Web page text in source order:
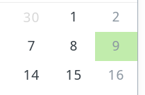
30 1
2
7 8
9
14 15
16